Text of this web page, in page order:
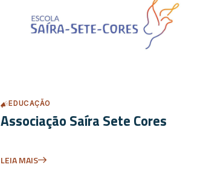
EDUCAÇÃO
Associação Saíra Sete Cores
LEIA MAIS